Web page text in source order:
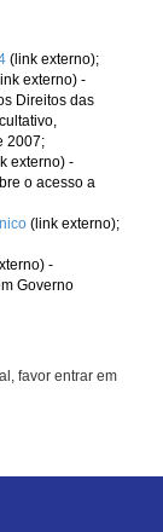
(link externo);
externo) -
Direitos das
2007;
externo) -
o acesso a
(link externo);
-
Governo
favor entrar em